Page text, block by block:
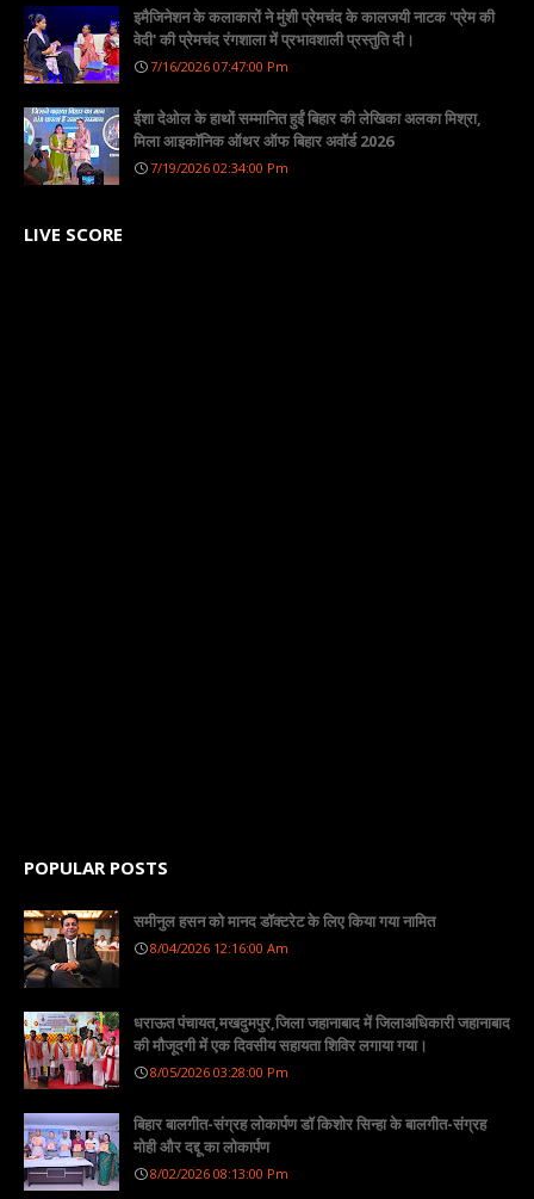
इमैजिनेशन के कलाकारों ने मुंशी प्रेमचंद के कालजयी नाटक 'प्रेम की
वेदी' की प्रेमचंद रंगशाला में प्रभावशाली प्रस्तुति दी।
7/16/2026 07:47:00 Pm
ईशा देओल के हाथों सम्मानित हुईं बिहार की लेखिका अलका मिश्रा,
मिला आइकॉनिक ऑथर ऑफ बिहार अवॉर्ड 2026
7/19/2026 02:34:00 Pm
LIVE SCORE
POPULAR POSTS
समीनुल हसन को मानद डॉक्टरेट के लिए किया गया नामित
8/04/2026 12:16:00 Am
धराऊत पंचायत,मखदुमपुर,जिला जहानाबाद में जिलाअधिकारी जहानाबाद
की मौजूदगी में एक दिवसीय सहायता शिविर लगाया गया।
8/05/2026 03:28:00 Pm
बिहार बालगीत-संग्रह लोकार्पण डॉ किशोर सिन्हा के बालगीत-संग्रह
मोही और दद्दू का लोकार्पण
8/02/2026 08:13:00 Pm